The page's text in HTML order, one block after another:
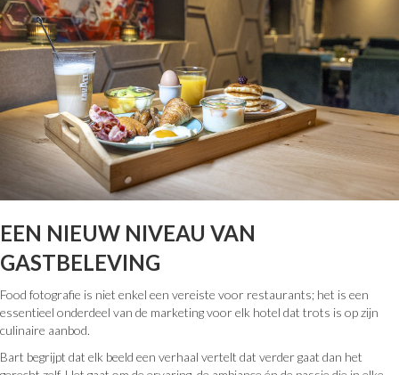
EEN NIEUW NIVEAU VAN
GASTBELEVING
Food fotografie is niet enkel een vereiste voor restaurants; het is een
essentieel onderdeel van de marketing voor elk hotel dat trots is op zijn
culinaire aanbod.
Bart begrijpt dat elk beeld een verhaal vertelt dat verder gaat dan het